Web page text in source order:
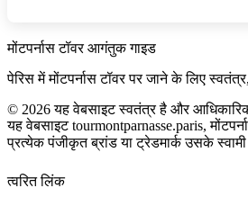
मोंटपर्नास टॉवर आगंतुक गाइड
पेरिस में मोंटपर्नास टॉवर पर जाने के लिए
© 2026 यह वेबसाइट स्वतंत्र है और आधिकारिक
यह वेबसाइट tourmontparnasse.paris,
प्रत्येक पंजीकृत ब्रांड या ट्रेडमार्क उसके
त्वरित लिंक